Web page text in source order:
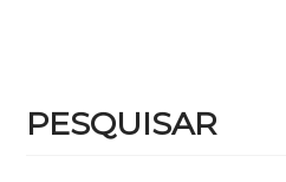
PESQUISAR